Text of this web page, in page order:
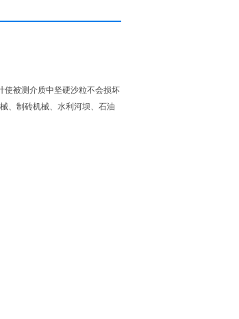
使被测介质中坚硬沙粒不会损坏
、制砖机械、水利河坝、石油